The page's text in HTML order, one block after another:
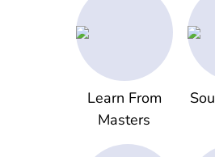
Learn From
Masters